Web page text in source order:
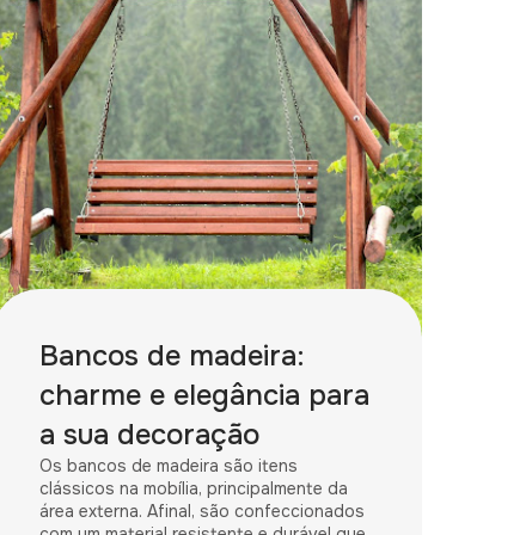
Bancos de madeira:
charme e elegância para
a sua decoração
Os bancos de madeira são itens
clássicos na mobília, principalmente da
área externa. Afinal, são confeccionados